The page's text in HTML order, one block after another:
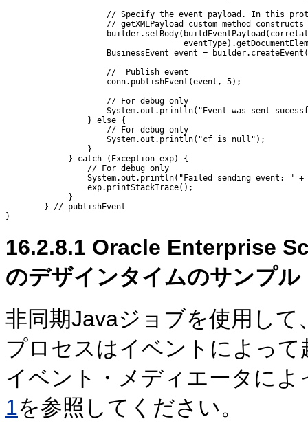
// Specify the event payload. In this
// getXMLPayload custom method constructs
BusinessEvent event =
                     //  Publish event
                     conn.publishEvent(event, 5);
                     // For debug only
System.out.println("Event was sent
                 } else {
                     // For debug only
                     System.out.println("cf is null");
                 }
             } catch (Exception exp) {
                 // For debug only
System.out.println("Failed sending event: " +
                 exp.printStackTrace();
             }
        } // publishEvent
16.2.8.1 Oracle Enterprise
のデザインタイムのサンプル
非同期Javaジョブを使用し
プロセスはイベントによっ
イベント・メディエータに
1を参照してください。